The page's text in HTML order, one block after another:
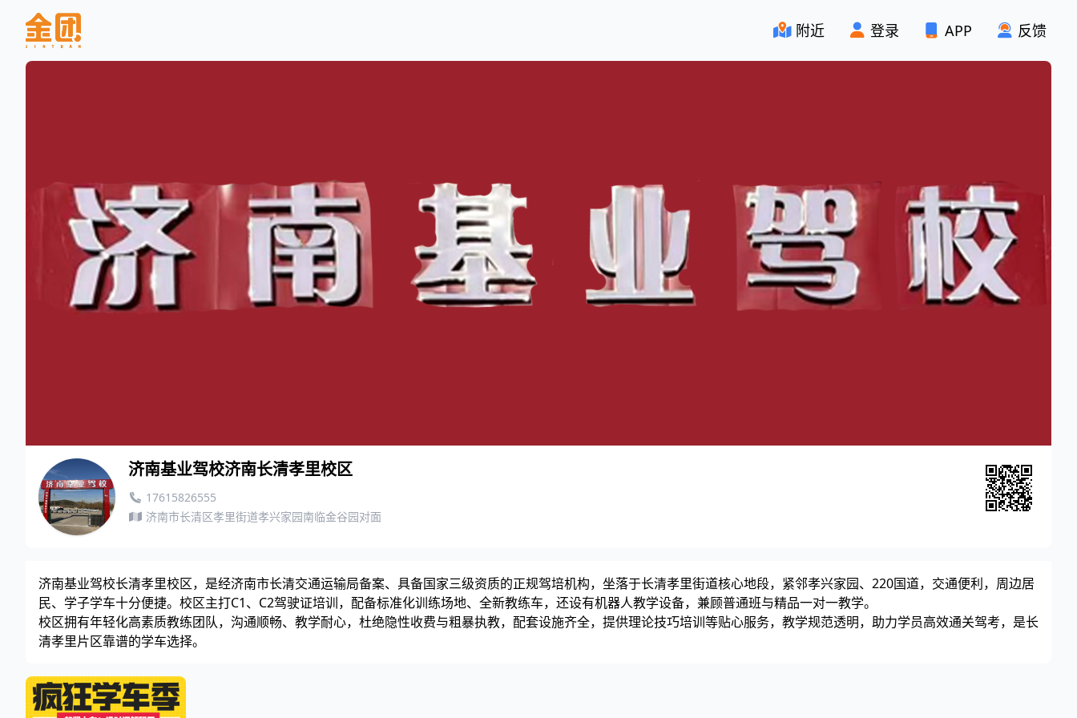
附近 登录 APP 反馈
济南基业驾校济南长清孝里校区
17615826555
济南市长清区孝里街道孝兴家园南临金谷园对面
济南基业驾校长清孝里校区，是经济南市长清交通运输局备案、具备国家三级资质的正规驾培机构，坐落于长清孝里街道核心地段，紧邻孝兴家园、220国道，交通便利，周边居
民、学子学车十分便捷。校区主打C1、C2驾驶证培训，配备标准化训练场地、全新教练车，还设有机器人教学设备，兼顾普通班与精品一对一教学。
校区拥有年轻化高素质教练团队，沟通顺畅、教学耐心，杜绝隐性收费与粗暴执教，配套设施齐全，提供理论技巧培训等贴心服务，教学规范透明，助力学员高效通关驾考，是长
清孝里片区靠谱的学车选择。